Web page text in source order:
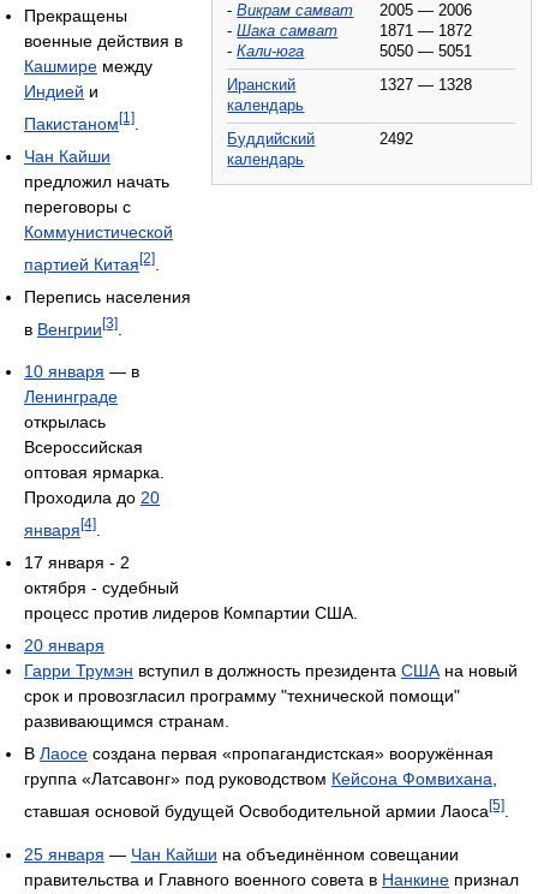
-Викрам самват
2005 — 2006
-Шака самват
1871 — 1872
-Кали-юга
5050 — 5051
Иранский
календарь
1327 — 1328
Буддийский
календарь
2492
Прекращены
военные действия в
Кашмире между
Индией и
Пакистаном [1]
Чан Кайши
предложил начать
переговоры с
Коммунистической
партией Китая[2]
Перепись населения
в Венгрии[3]
10 января — в
Ленинграде
открылась
Всероссийская
оптовая ярмарка.
Проходила до 20
января [4]
17 января - 2
октября - судебный
процесс против лидеров Компартии США.
20 января
Гарри Трумэн вступил в должность президента США на новый
срок и провозгласил программу "технической помощи"
развивающимся странам.
В Лаосе создана первая «пропагандистская» вооружённая
группа «Латсавонг» под руководством Кейсона Фомвихана
ставшая основой будущей Освободительной армии Лаоса[5]
25 января — Чан Кайши на объединённом совещании
правительства и Главного военного совета в Нанкине признал